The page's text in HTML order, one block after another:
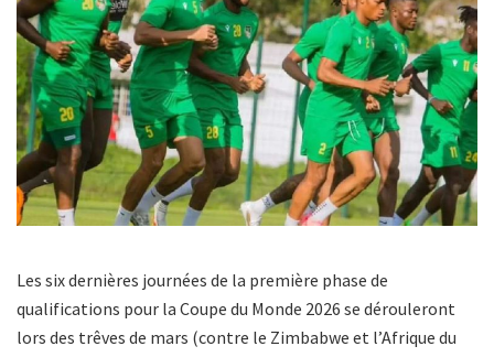
Les six dernières journées de la première phase de
qualifications pour la Coupe du Monde 2026 se dérouleront
lors des trêves de mars (contre le Zimbabwe et l’Afrique du